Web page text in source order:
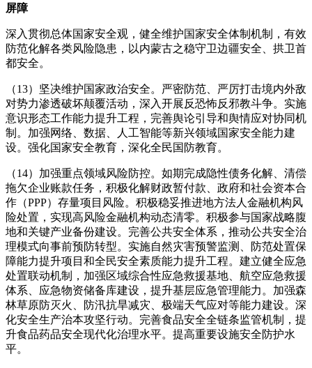
屏障
深入贯彻总体国家安全观，健全维护国家安全体制机制，有效
防范化解各类风险隐患，以内蒙古之稳守卫边疆安全、拱卫首
都安全。
（13）坚决维护国家政治安全。严密防范、严厉打击境内外敌
对势力渗透破坏颠覆活动，深入开展反恐怖反邪教斗争。实施
意识形态工作能力提升工程，完善舆论引导和舆情应对协同机
制。加强网络、数据、人工智能等新兴领域国家安全能力建
设。强化国家安全教育，深化全民国防教育。
（14）加强重点领域风险防控。如期完成隐性债务化解、清偿
拖欠企业账款任务，积极化解财政暂付款、政府和社会资本合
作（PPP）存量项目风险。积极稳妥推进地方法人金融机构风
险处置，实现高风险金融机构动态清零。积极参与国家战略腹
地和关键产业备份建设。完善公共安全体系，推动公共安全治
理模式向事前预防转型。实施自然灾害预警监测、防范处置保
障能力提升项目和全民安全素质能力提升工程。建立健全应急
处置联动机制，加强区域综合性应急救援基地、航空应急救援
体系、应急物资储备库建设，提升基层应急管理能力。加强森
林草原防灭火、防汛抗旱减灾、极端天气应对等能力建设。深
化安全生产治本攻坚行动。完善食品安全全链条监管机制，提
升食品药品安全现代化治理水平。提高重要设施安全防护水
平。